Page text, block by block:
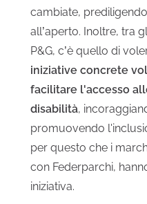
cambiate,
all’aperto. Inoltre, tra
P&G, c’è quello di
iniziative concrete
facilitare l'accesso
disabilità,
promuovendo
per questo che i
con Federparchi,
iniziativa.